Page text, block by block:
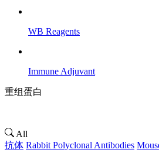
WB Reagents
Immune Adjuvant
重组蛋白
All
抗体 Rabbit Polyclonal Antibodies